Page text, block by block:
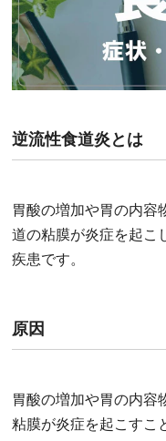
逆流性食道炎とは
胃酸の増加や胃の内容
道の粘膜が炎症を起こ
疾患です。
原因
胃酸の増加や胃の内容
粘膜が炎症を起こすこ